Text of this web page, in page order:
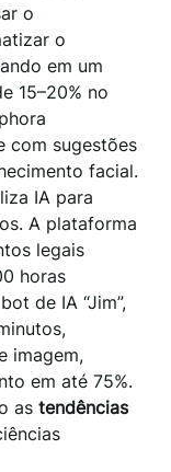
o
o
em um
15–20% no
com sugestões
facial.
IA para
A plataforma
legais
horas
de IA “Jim”,
imagem,
em até 75%.
as tendências